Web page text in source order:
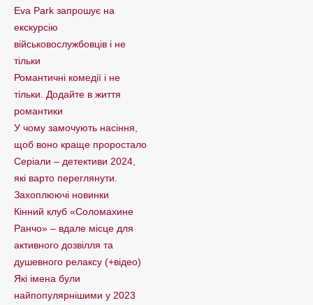
Eva Park запрошує на
екскурсію
військовослужбовців і не
тільки
Романтичні комедії і не
тільки. Додайте в життя
романтики
У чому замочують насіння,
щоб воно краще проростало
Серіали – детективи 2024,
які варто пеpеглянути.
Захоплюючі новинки
Кінний клуб «Соломахине
Ранчо» – вдале місце для
активного дозвілля та
душевного релаксу (+відео)
Які імена були
найпопулярнішими у 2023